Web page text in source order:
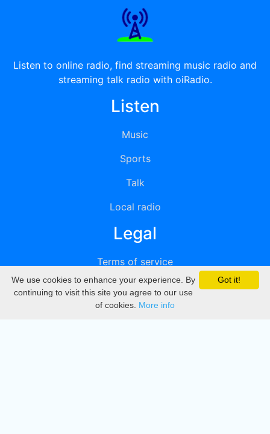
Listen to online radio, find streaming music radio and
streaming talk radio with oiRadio.
Listen
Music
Sports
Talk
Local radio
Legal
Terms of service
Privacy
DMCA
Got it!
We use cookies to enhance your experience. By
continuing to visit this site you agree to our use
of cookies. More info